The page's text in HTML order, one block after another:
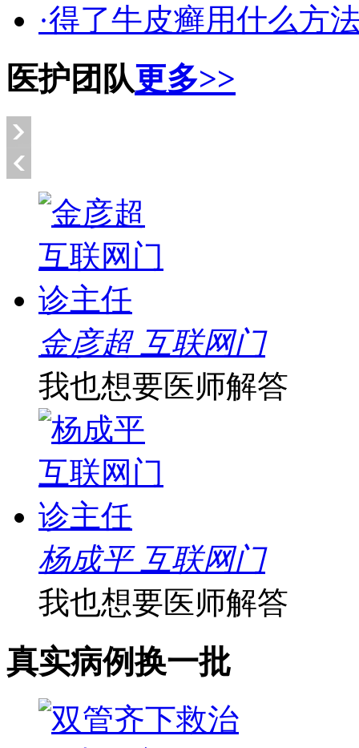
·得了牛皮癣用什么方
医护团队更多>>
金彦超 互联网门
我也想要医师解答
杨成平 互联网门
我也想要医师解答
真实病例换一批